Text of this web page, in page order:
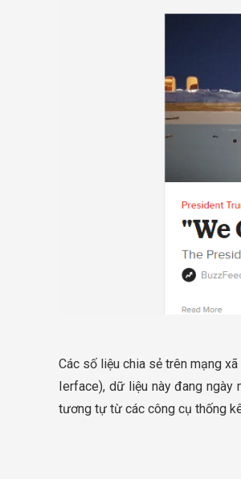
Các số liệu chia sẻ trên mạng
Ierface), dữ liệu này đang
tương tự từ các công cụ thống